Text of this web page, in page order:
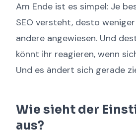
Am Ende ist es simpel: Je
SEO versteht, desto
andere angewiesen. Und
könnt ihr reagieren, wenn
Und es ändert sich gerade
Wie sieht der
aus?